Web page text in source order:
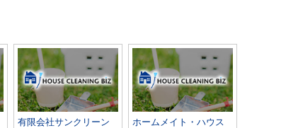
有限会社サンクリーン
ホームメイト・ハウス